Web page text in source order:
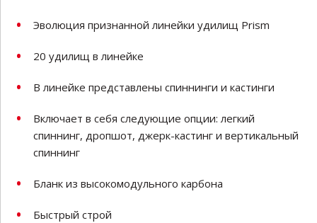
Эволюция признанной линейки удилищ Prism
20 удилищ в линейке
В линейке представлены спиннинги и кастинги
Включает в себя следующие опции: легкий
спиннинг, дропшот, джерк-кастинг и вертикальный
спиннинг
Бланк из высокомодульного карбона
Быстрый строй